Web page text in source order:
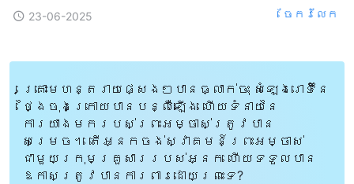
23-06-2025 ចែក​រំលែក
គ្រោះមហន្តរាយផ្សេងៗបានធ្លាក់ចុះ សំឡេងរោទិ៍នៃ
ថ្ងៃចុងក្រោយបានបន្លឺឡើង ហើយទំនាយនៃ
ការយាងមករបស់ព្រះអម្ចាស់ត្រូវបាន
សម្រេច។ តើអ្នកចង់ស្វាគមន៍ព្រះអម្ចាស់
ជាមួយក្រុមគ្រួសាររបស់អ្នក ហើយទទួលបាន
ឱកាសត្រូវបានការពារដោយព្រះទេ?